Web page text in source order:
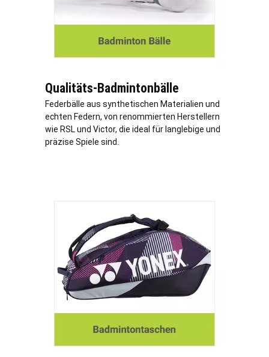
Qualitäts-Badmintonbälle
Federbälle aus synthetischen Materialien und
echten Federn, von renommierten Herstellern
wie RSL und Victor, die ideal für langlebige und
präzise Spiele sind.